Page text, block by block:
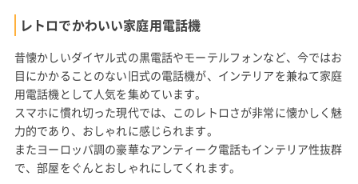
レトロでかわいい家庭用電話機
昔懐かしいダイヤル式の黒電話やモーテルフォンなど、今ではお
目にかかることのない旧式の電話機が、インテリアを兼ねて家庭
用電話機として人気を集めています。
スマホに慣れ切った現代では、このレトロさが非常に懐かしく魅
力的であり、おしゃれに感じられます。
またヨーロッパ調の豪華なアンティーク電話もインテリア性抜群
で、部屋をぐんとおしゃれにしてくれます。